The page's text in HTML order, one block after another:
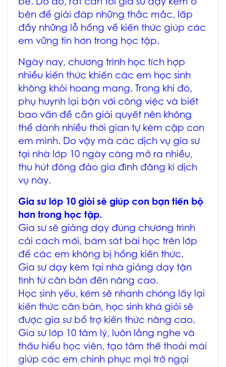
bè. Do đó, rất cần tới gia sư dạy kèm ở
bên để giải đáp những thắc mắc, lấp
đầy những lỗ hổng về kiến thức giúp các
em vững tin hơn trong học tập.
Ngày nay, chương trình học tích hợp
nhiều kiến thức khiến các em học sinh
không khỏi hoang mang. Trong khi đó,
phụ huynh lại bận với công việc và biết
bao vấn đề cần giải quyết nên không
thể dành nhiều thời gian tự kèm cặp con
em mình. Do vậy mà các dịch vụ gia sư
tại nhà lớp 10 ngày càng mở ra nhiều,
thu hút đông đảo gia đình đăng kí dịch
vụ này.
Gia sư lớp 10 giỏi sẽ giúp con bạn tiến bộ
hơn trong học tập.
Gia sư sẽ giảng dạy đúng chương trình
cải cách mới, bám sát bài học trên lớp
để các em không bị hổng kiến thức.
Gia sư dạy kèm tại nhà giảng dạy tận
tình từ căn bản đến nâng cao.
Học sinh yếu, kém sẽ nhanh chóng lấy lại
kiến thức căn bản, học sinh khá giỏi sẽ
được gia sư bổ trợ kiến thức nâng cao.
Gia sư lớp 10 tâm lý, luôn lắng nghe và
thấu hiểu học viên, tạo tâm thế thoải mái
giúp các em chinh phục mọi trở ngại